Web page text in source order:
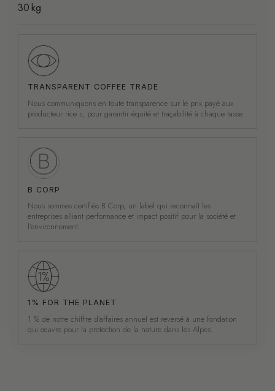
30 kg
TRANSPARENT COFFEE TRADE
Nous communiquons en toute transparence sur le prix payé aux
producteur·rice·s, pour garantir équité et traçabilité à chaque tasse.
B CORP
Nous sommes certifiés B Corp, un label qui reconnaît les
entreprises alliant performance et impact positif pour la société et
l’environnement.
1% FOR THE PLANET
1 % de notre chiffre d’affaires annuel est reversé à une fondation
qui œuvre pour la protection de la nature dans les Alpes.